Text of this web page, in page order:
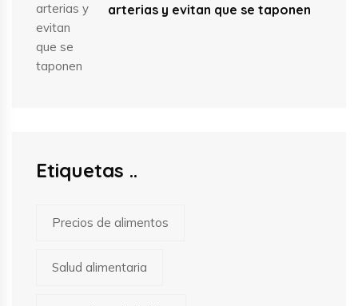
arterias y evitan que se taponen
Etiquetas
Precios de alimentos
Salud alimentaria